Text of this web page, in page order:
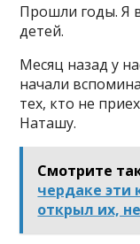
Прошли годы. Я
детей.
Месяц назад у
начали
тех, кто не
Наташу.
Смотрите
чердаке эти
открыл их,